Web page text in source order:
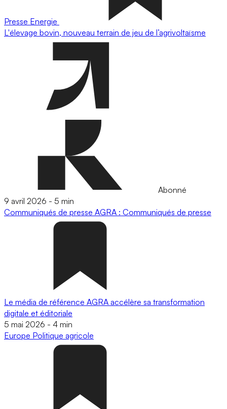
Presse Energie
L'élevage bovin, nouveau terrain de jeu de l’agrivoltaïsme
Abonné
9 avril 2026 - 5 min
Communiqués de presse AGRA : Communiqués de presse
Le média de référence AGRA accélère sa transformation
digitale et éditoriale
5 mai 2026 - 4 min
Europe Politique agricole